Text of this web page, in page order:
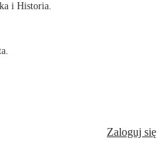
i Historia.
Zaloguj się